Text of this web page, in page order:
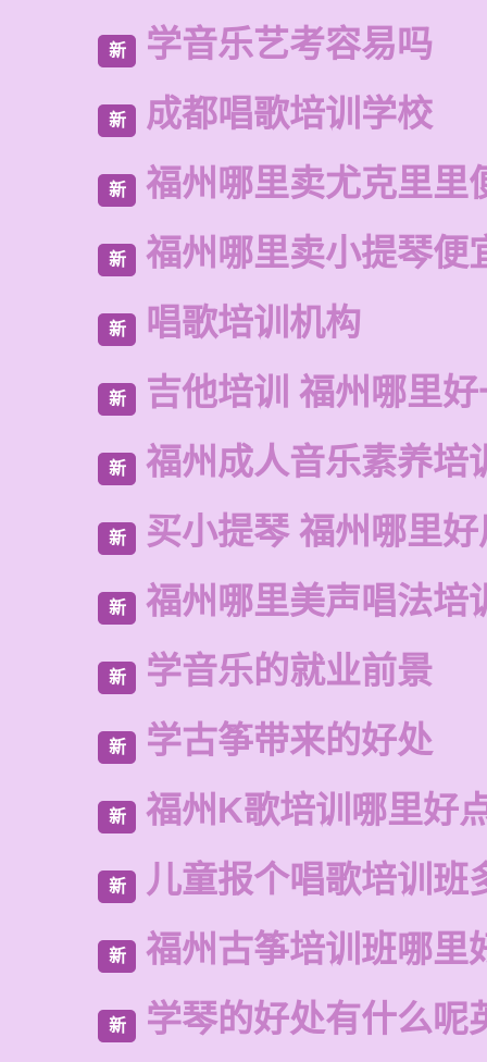
新 学音乐艺考容易吗
新 成都唱歌培训学校
新 福州哪里卖尤克里里
新 福州哪里卖小提琴便
新 唱歌培训机构
新 吉他培训 福州哪里
新 福州成人音乐素养培
新 买小提琴 福州哪里好
新 福州哪里美声唱法培
新 学音乐的就业前景
新 学古筝带来的好处
新 福州K歌培训哪里好
新 儿童报个唱歌培训班
新 福州古筝培训班哪里
新 学琴的好处有什么呢